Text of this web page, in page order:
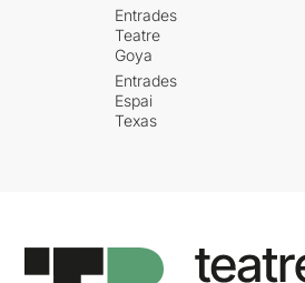
Entrades
Teatre
Goya
Entrades
Espai
Texas